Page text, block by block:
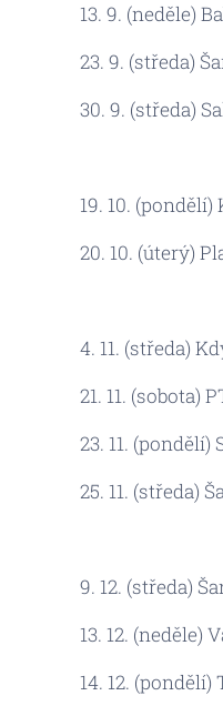
13. 9. (neděle)
23. 9. (středa)
30. 9. (středa)
19. 10.
20. 10. (úterý)
4. 11. (středa)
21. 11. (sobota)
23. 11.
25. 11. (středa)
9. 12. (středa)
13. 12. (neděle)
14. 12.